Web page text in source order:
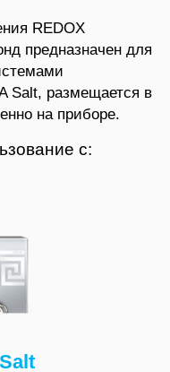
REDOX
предназначен для
Salt, размещается в
на приборе.
с:
Salt